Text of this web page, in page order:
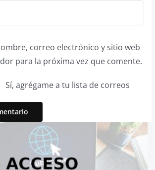
correo electrónico y sitio web
para la próxima vez que comente.
Sí, agrégame a tu lista de correos